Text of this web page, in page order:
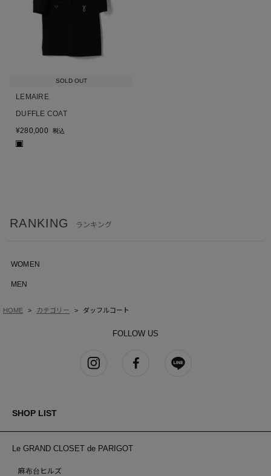
SOLD OUT
LEMAIRE
DUFFLE COAT
¥280,000 税込
■
RANKING ランキング
WOMEN
MEN
HOME カテゴリー ダッフルコート
FOLLOW US
SHOP LIST
Le GRAND CLOSET de PARIGOT
麻布台ヒルズ